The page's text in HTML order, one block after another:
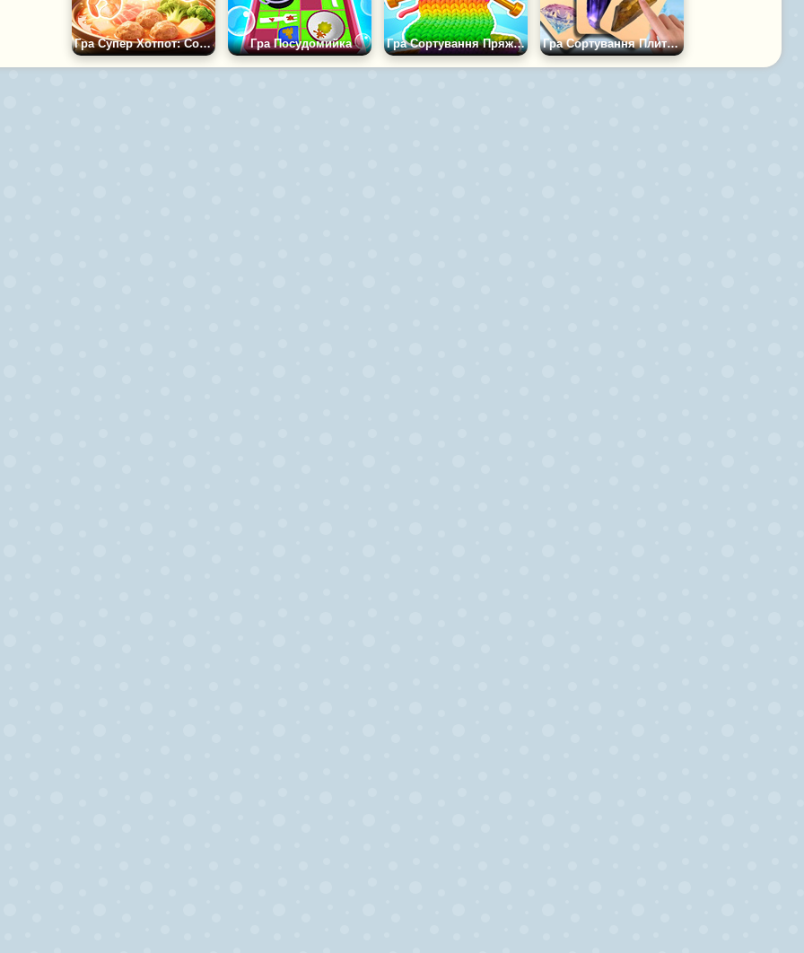
Гра Супер Хотпот: Сортування Їжі Гра Посудомийка Гра Сортування Пряжі за Кольором Гра Сортування Плиток: Кристали